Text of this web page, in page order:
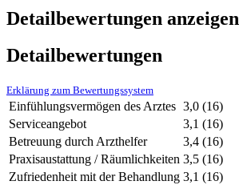
Detailbewertungen anzeigen
Detailbewertungen
Erklärung zum Bewertungssystem
Einfühlungsvermögen des Arztes 3,0 (16)
Serviceangebot
3,1 (16)
Betreuung durch Arzthelfer
3,4 (16)
Praxisaustattung / Räumlichkeiten 3,5 (16)
Zufriedenheit mit der Behandlung 3,1 (16)